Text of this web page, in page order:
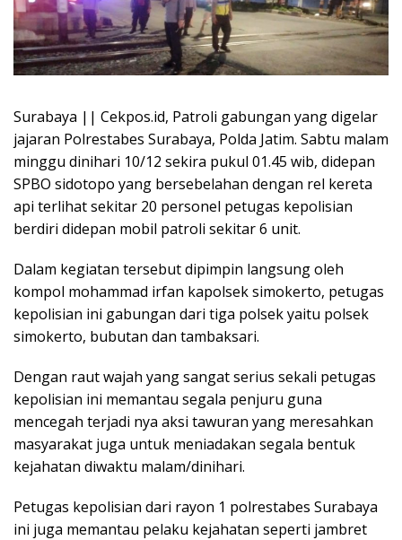
Surabaya || Cekpos.id, Patroli gabungan yang digelar
jajaran Polrestabes Surabaya, Polda Jatim. Sabtu malam
minggu dinihari 10/12 sekira pukul 01.45 wib, didepan
SPBO sidotopo yang bersebelahan dengan rel kereta
api terlihat sekitar 20 personel petugas kepolisian
berdiri didepan mobil patroli sekitar 6 unit.
Dalam kegiatan tersebut dipimpin langsung oleh
kompol mohammad irfan kapolsek simokerto, petugas
kepolisian ini gabungan dari tiga polsek yaitu polsek
simokerto, bubutan dan tambaksari.
Dengan raut wajah yang sangat serius sekali petugas
kepolisian ini memantau segala penjuru guna
mencegah terjadi nya aksi tawuran yang meresahkan
masyarakat juga untuk meniadakan segala bentuk
kejahatan diwaktu malam/dinihari.
Petugas kepolisian dari rayon 1 polrestabes Surabaya
ini juga memantau pelaku kejahatan seperti jambret